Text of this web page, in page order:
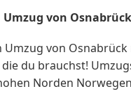
von
Umzug von
du brauchst!
Norden